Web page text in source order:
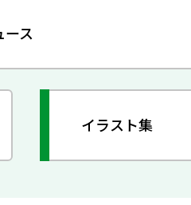
ース
イラスト集